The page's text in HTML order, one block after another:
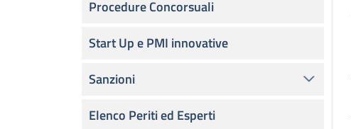
Procedure Concorsuali
Start Up e PMI innovative
Sanzioni
Elenco Periti ed Esperti